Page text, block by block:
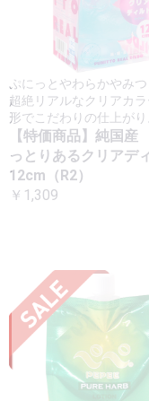
ぷにっとやわらかやみ
超絶リアルなクリアカラ
形でこだわりの仕上がり
【特価商品】純国
っとりあるクリアデ
12cm（R2）
￥1,309